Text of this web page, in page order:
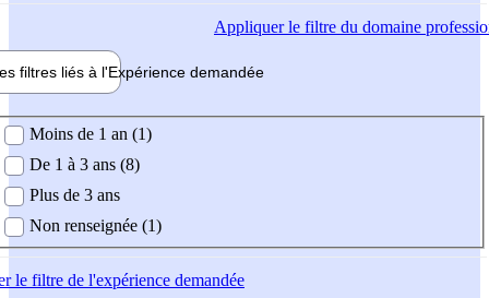
Appliquerle filtre du domaine
filtres liés à l'Expérience demandée
demandée
Moins de 1 an (1)
De 1 à 3 ans (8)
Plus de 3 ans
Non renseignée (1)
le filtre de l'expérience demandée